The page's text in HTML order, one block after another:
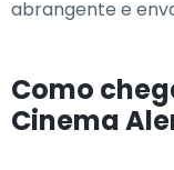
abrangente e
Como
Cinema